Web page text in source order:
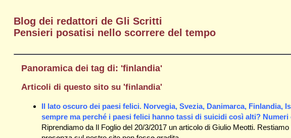
Blog dei redattori de Gli Scritti
Pensieri posatisi nello scorrere del tempo
Panoramica dei tag di: 'finlandia'
Articoli di questo sito su 'finlandia'
Il lato oscuro dei paesi felici. Norvegia, Svezia, Danimarca, Finlandia,
sempre ma perché i paesi felici hanno tassi di suicidi così alti?
Riprendiamo da Il Foglio del 20/3/2017 un articolo di Giulio Meotti.